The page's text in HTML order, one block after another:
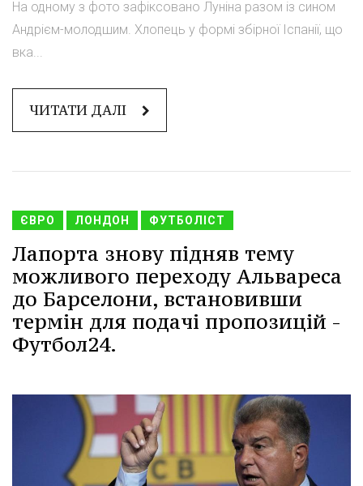
На одному з фото зафіксовано Луніна разом із сином
Андрієм-молодшим. Хлопець у формі збірної Іспанії, що
вка...
ЧИТАТИ ДАЛІ
ЄВРО ЛОНДОН ФУТБОЛІСТ
Лапорта знову підняв тему
можливого переходу Альвареса
до Барселони, встановивши
термін для подачі пропозицій -
Футбол24.